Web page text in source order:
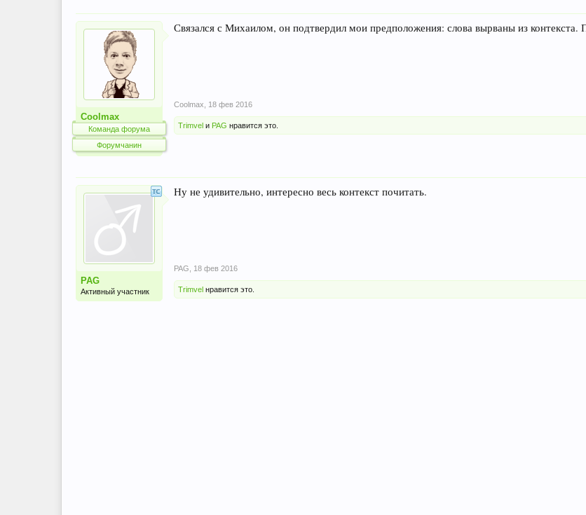
Coolmax
Команда форума
Форумчанин
Связался с Михаилом, он подтвердил мои предположения: слова вырваны из контекста.
Coolmax 18 фев 2016
Trimvel и PAG нравится это.
PAG
Активный участник
Ну не удивительно, интересно весь контекст почитать.
PAG 18 фев 2016
Trimvel нравится это.